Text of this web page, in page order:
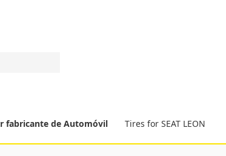
fabricante de Automóvil Tires for SEAT LEON